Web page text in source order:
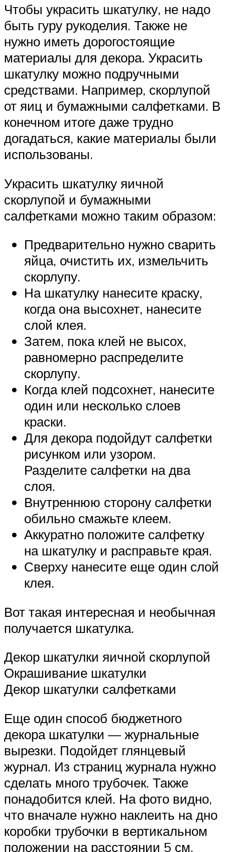
Чтобы украсить шкатулку, не надо
быть гуру рукоделия. Также не
нужно иметь дорогостоящие
материалы для декора. Украсить
шкатулку можно подручными
средствами. Например, скорлупой
от яиц и бумажными салфетками. В
конечном итоге даже трудно
догадаться, какие материалы были
использованы.
Украсить шкатулку яичной
скорлупой и бумажными
салфетками можно таким образом:
Предварительно нужно сварить
яйца, очистить их, измельчить
скорлупу.
На шкатулку нанесите краску,
когда она высохнет, нанесите
слой клея.
Затем, пока клей не высох,
равномерно распределите
скорлупу.
Когда клей подсохнет, нанесите
один или несколько слоев
краски.
Для декора подойдут салфетки
рисунком или узором.
Разделите салфетки на два
слоя.
Внутреннюю сторону салфетки
обильно смажьте клеем.
Аккуратно положите салфетку
на шкатулку и расправьте края.
Сверху нанесите еще один слой
клея.
Вот такая интересная и необычная
получается шкатулка.
Декор шкатулки яичной скорлупой
Окрашивание шкатулки
Декор шкатулки салфетками
Еще один способ бюджетного
декора шкатулки — журнальные
вырезки. Подойдет глянцевый
журнал. Из страниц журнала нужно
сделать много трубочек. Также
понадобится клей. На фото видно,
что вначале нужно наклеить на дно
коробки трубочки в вертикальном
положении на расстоянии 5 см.